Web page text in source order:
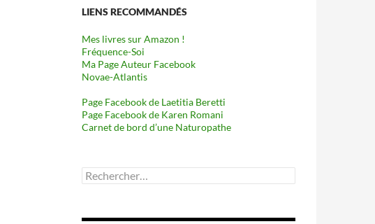
LIENS RECOMMANDÉS
Mes livres sur Amazon !
Fréquence-Soi
Ma Page Auteur Facebook
Novae-Atlantis
Page Facebook de Laetitia Beretti
Page Facebook de Karen Romani
Carnet de bord d’une Naturopathe
Rechercher :